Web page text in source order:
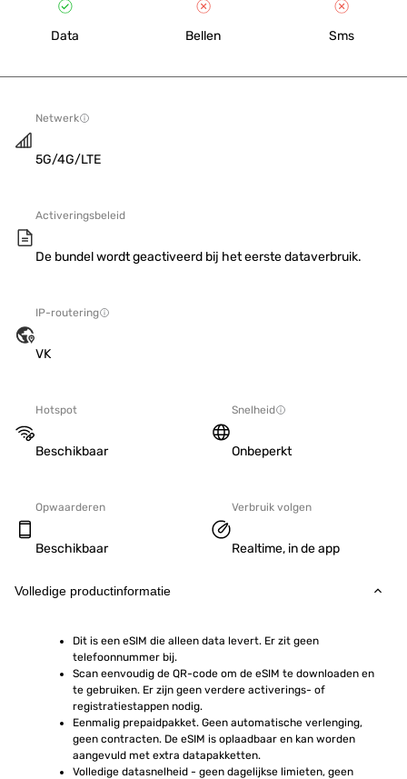
Data Bellen Sms
Netwerk
5G/4G/LTE
Activeringsbeleid
De bundel wordt geactiveerd bij het eerste dataverbruik.
IP-routering
VK
Hotspot
Beschikbaar
Snelheid
Onbeperkt
Opwaarderen
Beschikbaar
Verbruik volgen
Realtime, in de app
Volledige productinformatie
Dit is een eSIM die alleen data levert. Er zit geen
telefoonnummer bij.
Scan eenvoudig de QR-code om de eSIM te downloaden en
te gebruiken. Er zijn geen verdere activerings- of
registratiestappen nodig.
Eenmalig prepaidpakket. Geen automatische verlenging,
geen contracten. De eSIM is oplaadbaar en kan worden
aangevuld met extra datapakketten.
Volledige datasnelheid - geen dagelijkse limieten, geen